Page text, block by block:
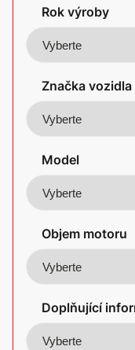
Rok výroby
Značka vozidla
Model
Objem motoru
Doplňující